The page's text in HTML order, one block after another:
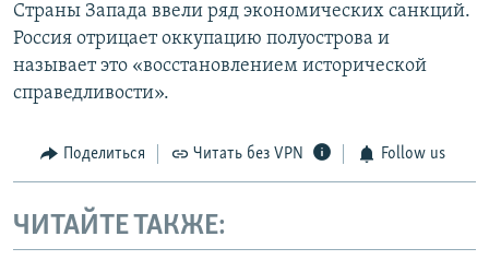
Страны Запада ввели ряд экономических санкций.
Россия отрицает оккупацию полуострова и
называет это «восстановлением исторической
справедливости».
Поделиться Читать без VPN Follow us
ЧИТАЙТЕ ТАКЖЕ: